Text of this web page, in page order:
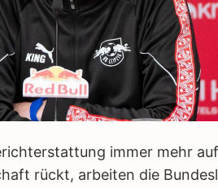
immer mehr
rückt, arbeiten die